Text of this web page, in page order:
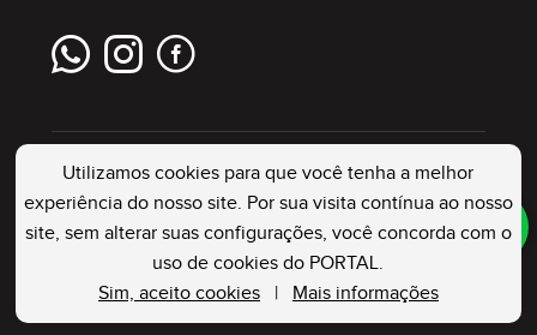
DEBERG IMÓVEIS . Creci: 23544 J . Todos os
Direitos Reservados
Utilizamos cookies para que você tenha a melhor
experiência do nosso site. Por sua visita contínua ao nosso
site, sem alterar suas configurações, você concorda com o
uso de cookies do PORTAL.
Sim, aceito cookies| Mais informações